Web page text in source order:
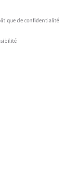
de confidentialité